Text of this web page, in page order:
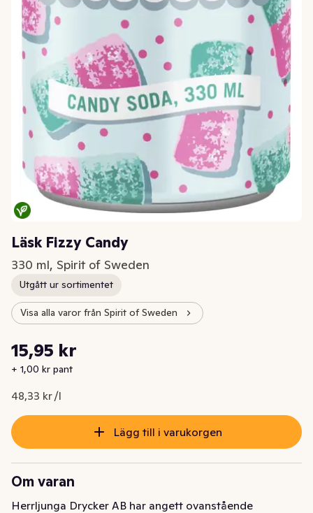
Läsk Fizzy Candy
330 ml, Spirit of Sweden
Utgått ur sortimentet
Visa alla varor från Spirit of Sweden
Nuvarande pris är: 15,95 kr
15,95 kr
+ 1,00 kr pant
48,33 kr /l
Styckpris: 48,33 kr /l
Lägg till i varukorgen
Om varan
Herrljunga Drycker AB har angett ovanstående